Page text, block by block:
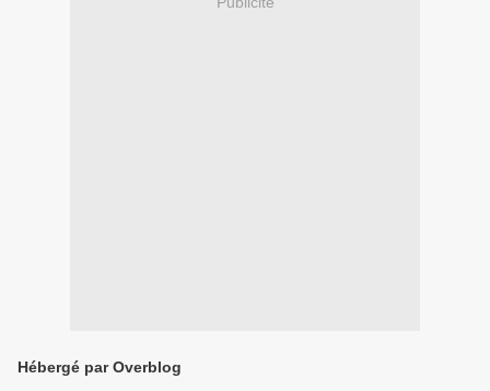
Hébergé par Overblog